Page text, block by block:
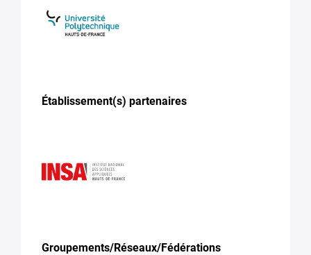
Établissement(s) partenaires
Groupements/Réseaux/Fédérations